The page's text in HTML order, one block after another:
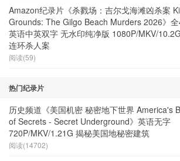
Amazon纪录片《杀戮场：吉尔戈海滩凶杀案
Grounds: The Gilgo Beach Murders 2026》
英语中英双字 无水印纯净版 1080P/MKV/
连环杀人案
阅读(59)
热门纪录片
历史频道《美国机密 秘密地下世界 America's
of Secrets - Secret Underground》英语无字
720P/MKV/1.21G 揭秘美国地秘密建筑
阅读(14702)